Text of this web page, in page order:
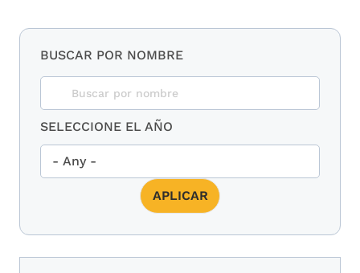
BUSCAR POR NOMBRE
SELECCIONE EL AÑO